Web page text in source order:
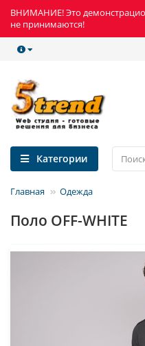
ВНИМАНИЕ! Это
не принимаются!
Категории
Главная Одежда
Поло OFF-WHITE